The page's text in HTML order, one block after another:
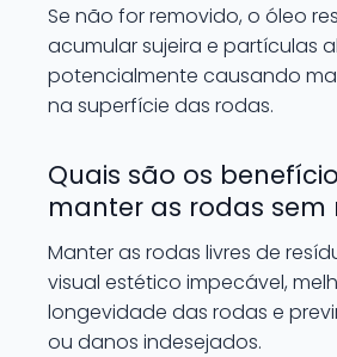
Se não for removido, o óleo
acumular sujeira e partículas
potencialmente causando
na superfície das rodas.
Quais são os
manter as rodas sem
Manter as rodas livres de
visual estético impecável,
longevidade das rodas e
ou danos indesejados.